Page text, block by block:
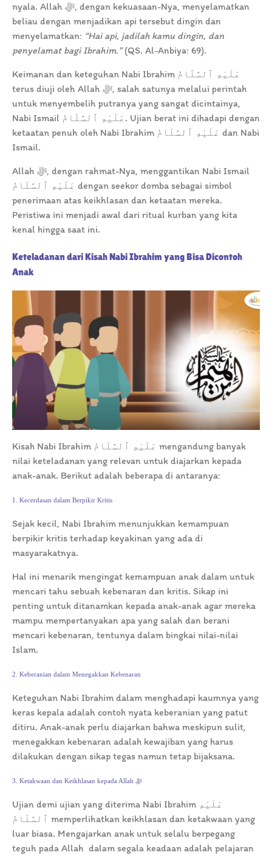
nyala. Allah ﷻ, dengan kekuasaan-Nya, menyelamatkan
beliau dengan menjadikan api tersebut dingin dan
menyelamatkan: “Hai api, jadilah kamu dingin, dan
penyelamat bagi Ibrahim.”(QS. Al-Anbiya: 69).
Keimanan dan keteguhan Nabi Ibrahim عَلَيْهِ ٱلسَّلَامُ
terus diuji oleh Allah ﷻ, salah satunya melalui perintah
untuk menyembelih putranya yang sangat dicintainya,
Nabi Ismail عَلَيْهِ ٱلسَّلَامُ. Ujian berat ini dihadapi dengan
ketaatan penuh oleh Nabi Ibrahim عَلَيْهِ ٱلسَّلَامُ dan Nabi
Ismail.
Allah ﷻ, dengan rahmat-Nya, menggantikan Nabi Ismail
عَلَيْهِ ٱلسَّلَامُ dengan seekor domba sebagai simbol
penerimaan atas keikhlasan dan ketaatan mereka.
Peristiwa ini menjadi awal dari ritual kurban yang kita
kenal hingga saat ini.
Keteladanan dari Kisah Nabi Ibrahim yang Bisa Dicontoh
Anak
Kisah Nabi Ibrahim عَلَيْهِ ٱلسَّلَامُ mengandung banyak
nilai keteladanan yang relevan untuk diajarkan kepada
anak-anak. Berikut adalah beberapa di antaranya:
1. Kecerdasan dalam Berpikir Kritis
Sejak kecil, Nabi Ibrahim menunjukkan kemampuan
berpikir kritis terhadap keyakinan yang ada di
masyarakatnya.
Hal ini menarik mengingat kemampuan anak dalam untuk
mencari tahu sebuah kebenaran dan kritis. Sikap ini
penting untuk ditanamkan kepada anak-anak agar mereka
mampu mempertanyakan apa yang salah dan berani
mencari kebenaran, tentunya dalam bingkai nilai-nilai
Islam.
2. Keberanian dalam Menegakkan Kebenaran
Keteguhan Nabi Ibrahim dalam menghadapi kaumnya yang
keras kepala adalah contoh nyata keberanian yang patut
ditiru. Anak-anak perlu diajarkan bahwa meskipun sulit,
menegakkan kebenaran adalah kewajiban yang harus
dilakukan dengan sikap tegas namun tetap bijaksana.
3. Ketakwaan dan Keikhlasan kepada Allah ﷻ
Ujian demi ujian yang diterima Nabi Ibrahim عَلَيْهِ
ٱلسَّلَامُ memperlihatkan keikhlasan dan ketakwaan yang
luar biasa. Mengajarkan anak untuk selalu berpegang
teguh pada Allah dalam segala keadaan adalah pelajaran